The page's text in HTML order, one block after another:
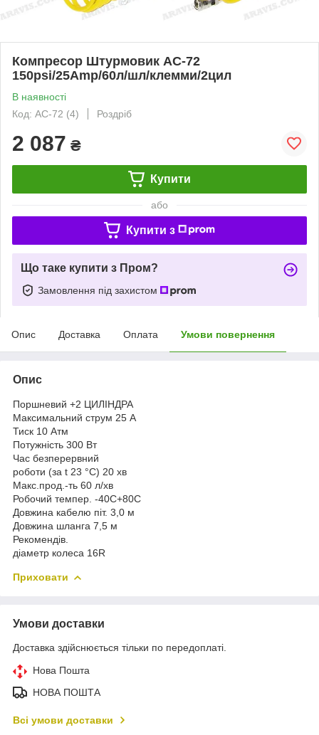
Компресор Штурмовик AC-72
150psi/25Amp/60л/шл/клемми/2цил
В наявності
Код: AC-72 (4)
Роздріб
2 087 ₴
Купити
або
Купити з
Що таке купити з Пром?
Замовлення під захистом
Опис Доставка Оплата Умови повернення
Опис
Поршневий +2 ЦИЛІНДРА
Максимальний струм 25 А
Тиск 10 Атм
Потужність 300 Вт
Час безперервний
роботи (за t 23 °C) 20 хв
Макс.прод.-ть 60 л/хв
Робочий темпер. -40С+80С
Довжина кабелю піт. 3,0 м
Довжина шланга 7,5 м
Рекомендів.
діаметр колеса 16R
Приховати
Умови доставки
Доставка здійснюється тільки по передоплаті.
Нова Пошта
НОВА ПОШТА
Всі умови доставки